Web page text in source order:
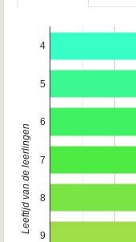
4
5
6
7
8
9
Leeftijd van de leerlingen